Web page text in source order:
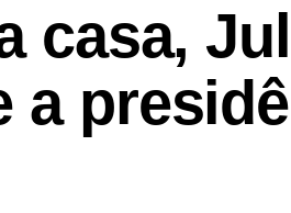
casa,
a